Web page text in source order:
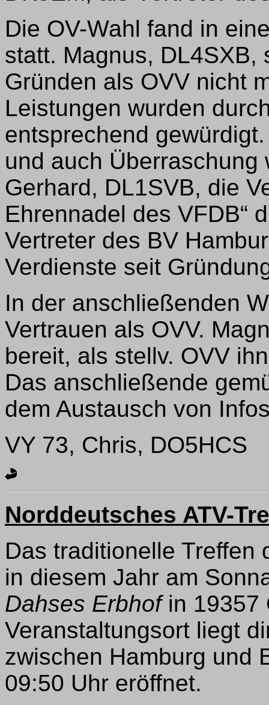
Die OV-Wahl fand in
statt. Magnus,
Gründen als OVV nicht
Leistungen wurden
entsprechend
und auch Überraschung
Gerhard, DL1SVB, die
Ehrennadel des VFDB“
Vertreter des BV
Verdienste seit
In der anschließenden
Vertrauen als OVV.
bereit, als stellv. OVV
Das anschließende
dem Austausch von
VY 73, Chris, DO5HCS
Norddeutsches ATV-
Das traditionelle Treffen
in diesem Jahr am
Dahses Erbhofin 19357
Veranstaltungsort liegt
zwischen Hamburg und
09:50 Uhr eröffnet.